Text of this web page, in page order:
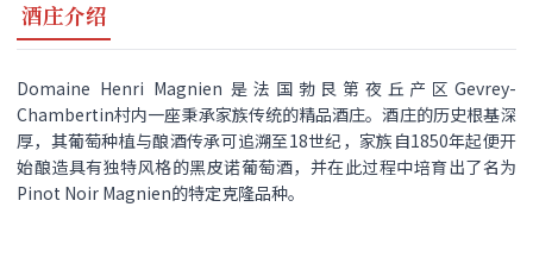
酒庄介绍
Domaine Henri Magnien 是法国勃艮第夜丘产区Gevrey-
Chambertin村内一座秉承家族传统的精品酒庄。酒庄的历史根基深
厚，其葡萄种植与酿酒传承可追溯至18世纪，家族自1850年起便开
始酿造具有独特风格的黑皮诺葡萄酒，并在此过程中培育出了名为
Pinot Noir Magnien的特定克隆品种。